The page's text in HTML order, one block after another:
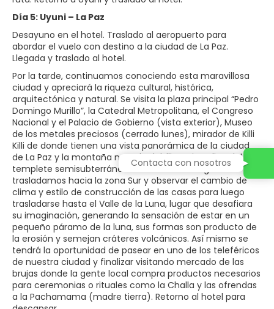
Día 5: Uyuni – La Paz
Desayuno en el hotel. Traslado al aeropuerto para
abordar el vuelo con destino a la ciudad de La Paz.
Llegada y traslado al hotel.
Por la tarde, continuamos conociendo esta maravillosa
ciudad y apreciará la riqueza cultural, histórica,
arquitectónica y natural. Se visita la plaza principal “Pedro
Domingo Murillo”, la Catedral Metropolitana, el Congreso
Nacional y el Palacio de Gobierno (vista exterior), Museo
de los metales preciosos (cerrado lunes), mirador de Killi
Killi de donde tienen una vista panorámica de la ciudad
de La Paz y la montaña nevada del Illimani, replica del
templete semisubterráneo de Tiwanaku. Luego nos
trasladamos hacia la zona Sur y observar el cambio de
clima y estilo de construcción de las casas para luego
trasladarse hasta el Valle de la Luna, lugar que desafiara
su imaginación, generando la sensación de estar en un
pequeño páramo de la luna, sus formas son producto de
la erosión y semejan cráteres volcánicos. Así mismo se
tendrá la oportunidad de pasear en uno de los teleféricos
de nuestra ciudad y finalizar visitando mercado de las
brujas donde la gente local compra productos necesarios
para ceremonias o rituales como la Challa y las ofrendas
a la Pachamama (madre tierra). Retorno al hotel para
Contacta con nosotros